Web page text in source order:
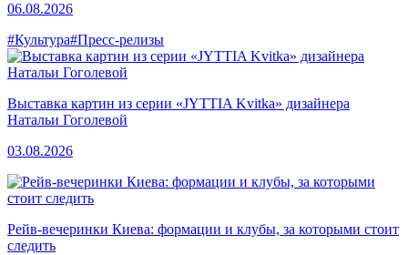
06.08.2026
#Культура#Пресс-релизы
Выставка картин из серии «JYTTIA Kvitka» дизайнера
Натальи Гоголевой
03.08.2026
Рейв-вечеринки Киева: формации и клубы, за которыми стоит
следить